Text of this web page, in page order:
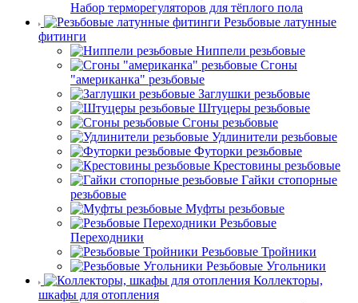
Набор терморегуляторов для тёплого пола
Резьбовые латунные
фитинги
Ниппели резьбовые
Сгоны
"американка" резьбовые
Заглушки резьбовые
Штуцеры резьбовые
Сгоны резьбовые
Удлинители резьбовые
Футорки резьбовые
Крестовины резьбовые
Гайки стопорные
резьбовые
Муфты резьбовые
Резьбовые
Переходники
Резьбовые Тройники
Резьбовые Угольники
Коллекторы,
шкафы для отопления